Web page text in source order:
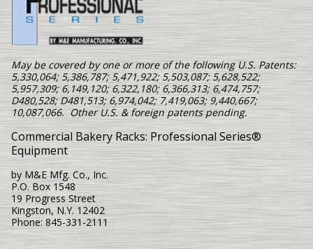
May be covered by one or more of the following U.S. Patents:
5,330,064; 5,386,787; 5,471,922; 5,503,087; 5,628,522;
5,957,309; 6,149,120; 6,322,180; 6,366,313; 6,474,757;
D480,528; D481,513; 6,974,042; 7,419,063; 9,440,667;
10,087,066. Other U.S. & foreign patents pending.
Commercial Bakery Racks: Professional Series®
Equipment
by M&E Mfg. Co., Inc.
P.O. Box 1548
19 Progress Street
Kingston, N.Y. 12402
Phone: 845-331-2111